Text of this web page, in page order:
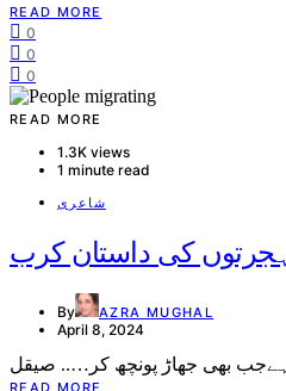
READ MORE
0
0
0
READ MORE
1.3K views
1 minute read
شاعری
ہجرتوں کی داستان کرب
By AZRA MUGHAL
April 8, 2024
READ MORE